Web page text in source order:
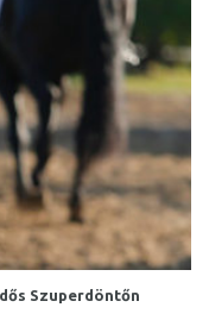
Szuperdöntőn